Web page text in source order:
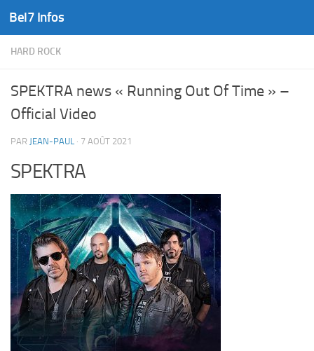
Skip to content
Bel7 Infos
HARD ROCK
SPEKTRA news « Running Out Of Time » –
Official Video
PAR JEAN-PAUL · 7 AOÛT 2021
SPEKTRA